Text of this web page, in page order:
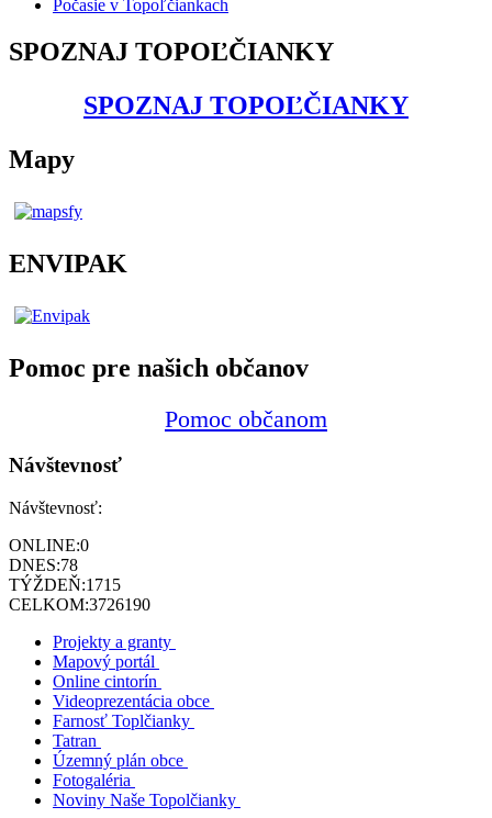
Počasie v Topoľčiankach
SPOZNAJ TOPOĽČIANKY
SPOZNAJ TOPOĽČIANKY
Mapy
ENVIPAK
Pomoc pre našich občanov
Pomoc občanom
Návštevnosť
Návštevnosť:
ONLINE:0
DNES:78
TÝŽDEŇ:1715
CELKOM:3726190
Projekty a granty
Mapový portál
Online cintorín
Videoprezentácia obce
Farnosť Toplčianky
Tatran
Územný plán obce
Fotogaléria
Noviny Naše Topolčianky